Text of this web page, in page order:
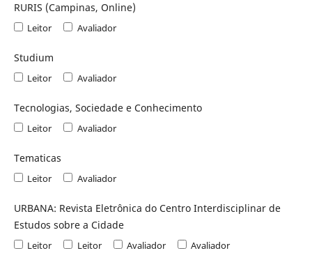
RURIS (Campinas, Online)
Leitor Avaliador
Studium
Leitor Avaliador
Tecnologias, Sociedade e Conhecimento
Leitor Avaliador
Tematicas
Leitor Avaliador
URBANA: Revista Eletrônica do Centro Interdisciplinar de
Estudos sobre a Cidade
Leitor Leitor Avaliador Avaliador